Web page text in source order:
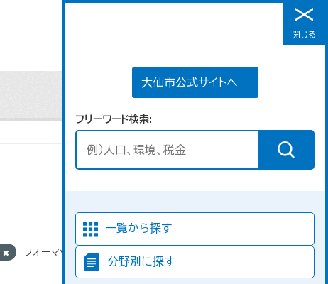
メニュー
大仙市公式サイトへ
フリーワード検索
一覧から探す
分野別に探す
閉じる
フォーマット: